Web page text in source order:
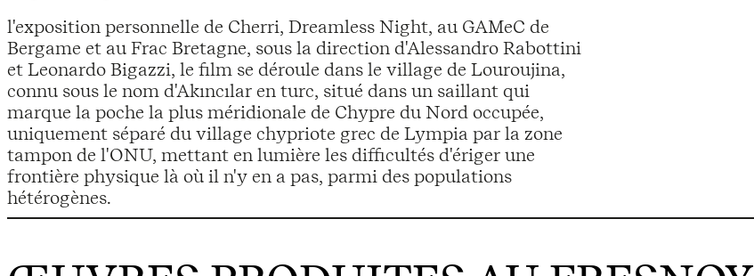
l'exposition personnelle de Cherri, Dreamless Night, au GAMeC de
Bergame et au Frac Bretagne, sous la direction d'Alessandro Rabottini
et Leonardo Bigazzi, le film se déroule dans le village de Louroujina,
connu sous le nom d'Akıncılar en turc, situé dans un saillant qui
marque la poche la plus méridionale de Chypre du Nord occupée,
uniquement séparé du village chypriote grec de Lympia par la zone
tampon de l'ONU, mettant en lumière les difficultés d'ériger une
frontière physique là où il n'y en a pas, parmi des populations
hétérogènes.